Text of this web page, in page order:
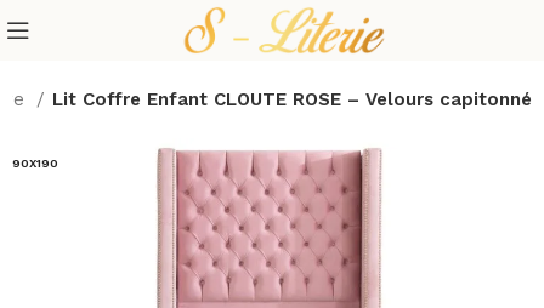
Lit Coffre Enfant CLOUTE ROSE – Velours capitonné
90X190